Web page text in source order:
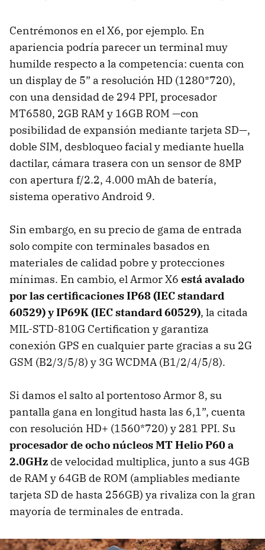
Centrémonos en el X6, por ejemplo. En
apariencia podría parecer un terminal muy
humilde respecto a la competencia: cuenta con
un display de 5” a resolución HD (1280*720),
con una densidad de 294 PPI, procesador
MT6580, 2GB RAM y 16GB ROM —con
posibilidad de expansión mediante tarjeta SD—,
doble SIM, desbloqueo facial y mediante huella
dactilar, cámara trasera con un sensor de 8MP
con apertura f/2.2, 4.000 mAh de batería,
sistema operativo Android 9.
Sin embargo, en su precio de gama de entrada
solo compite con terminales basados en
materiales de calidad pobre y protecciones
mínimas. En cambio, el Armor X6 está avalado
por las certificaciones IP68 (IEC standard
60529) y IP69K (IEC standard 60529), la citada
MIL-STD-810G Certification y garantiza
conexión GPS en cualquier parte gracias a su 2G
GSM (B2/3/5/8) y 3G WCDMA (B1/2/4/5/8).
Si damos el salto al portentoso Armor 8, su
pantalla gana en longitud hasta las 6,1”, cuenta
con resolución HD+ (1560*720) y 281 PPI. Su
procesador de ocho núcleos MT Helio P60 a
2.0GHz de velocidad multiplica, junto a sus 4GB
de RAM y 64GB de ROM (ampliables mediante
tarjeta SD de hasta 256GB) ya rivaliza con la gran
mayoría de terminales de entrada.